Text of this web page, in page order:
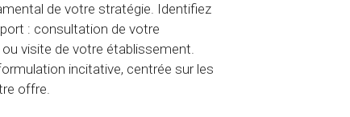
de votre stratégie. Identifiez
: consultation de votre
visite de votre établissement.
incitative, centrée sur les
offre.